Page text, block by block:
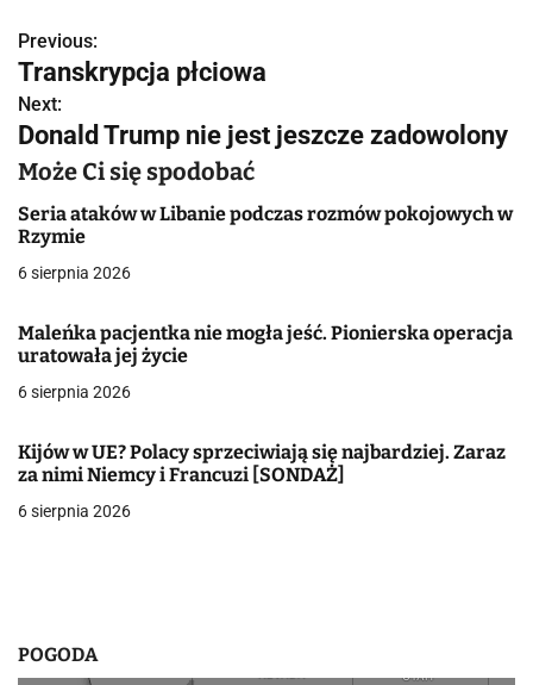
N
a
w
i
g
a
c
j
w
p
Previous:
Transkrypcja płciowa
Next:
Donald Trump nie jest jeszcze zadowolony
Może Ci się spodobać
Seria ataków w Libanie podczas rozmów pokojowych w
Rzymie
6 sierpnia 2026
Maleńka pacjentka nie mogła jeść. Pionierska operacja
uratowała jej życie
6 sierpnia 2026
Kijów w UE? Polacy sprzeciwiają się najbardziej. Zaraz
za nimi Niemcy i Francuzi [SONDAŻ]
6 sierpnia 2026
POGODA